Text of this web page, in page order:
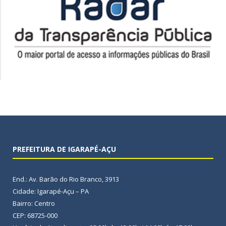
PREFEITURA DE IGARAPÉ-AÇU
End.: Av. Barão do Rio Branco, 3913
Cidade: Igarapé-Açu – PA
Bairro: Centro
CEP: 68725-000